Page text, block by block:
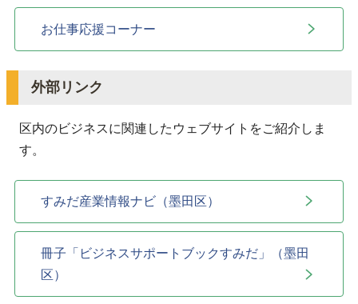
お仕事応援コーナー
外部リンク
区内のビジネスに関連したウェブサイトをご紹介しま
す。
すみだ産業情報ナビ（墨田区）
冊子「ビジネスサポートブックすみだ」（墨田
区）